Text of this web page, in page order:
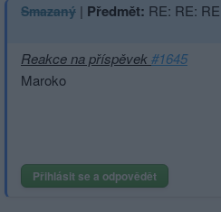
Smazaný | Předmět: RE: RE:
Reakce na příspěvek#1645
Maroko
Přihlásit se a odpovědět